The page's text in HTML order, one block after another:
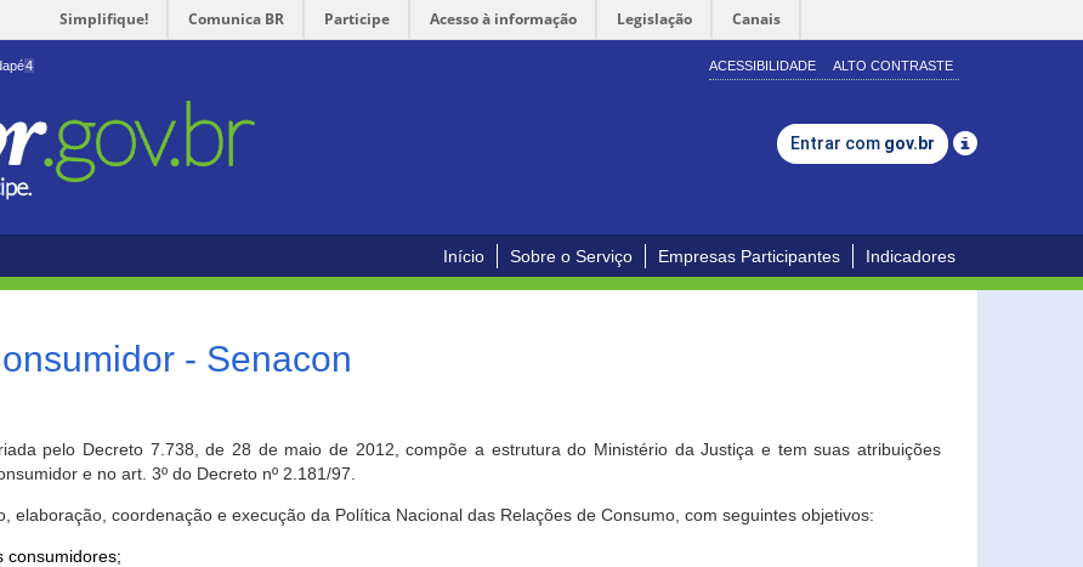
Simplifique! Comunica BR Participe Acesso à informação Legislação Canais
4 ACESSIBILIDADE ALTO CONTRASTE
Entrar com gov.br
Início Sobre o Serviço Empresas Participantes Indicadores
- Senacon
pelo Decreto 7.738, de 28 de maio de 2012, compõe a estrutura do Ministério da Justiça e tem suas atribuições
e no art. 3º do Decreto nº 2.181/97.
elaboração, coordenação e execução da Política Nacional das Relações de Consumo, com seguintes objetivos:
consumidores;